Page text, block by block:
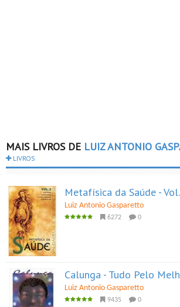
MAIS LIVROS DE LUIZ ANTONIO
LIVROS
Metafísica da Saúde -
Luiz Antonio Gasparetto
6272 0
Calunga - Tudo Pelo
Luiz Antonio Gasparetto
9435 0